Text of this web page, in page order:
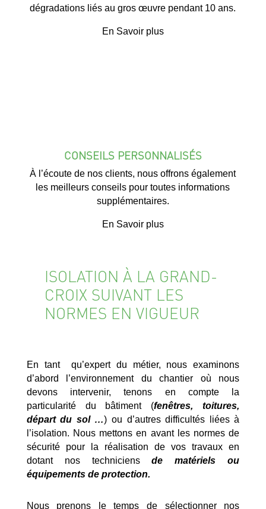
dégradations liés au gros œuvre pendant 10 ans.
En Savoir plus
CONSEILS PERSONNALISÉS
À l’écoute de nos clients, nous offrons également
les meilleurs conseils pour toutes informations
supplémentaires.
En Savoir plus
ISOLATION À LA GRAND-
CROIX SUIVANT LES
NORMES EN VIGUEUR
En tant qu’expert du métier, nous examinons
d’abord l’environnement du chantier où nous
devons intervenir, tenons en compte la
particularité du bâtiment (fenêtres, toitures,
départ du sol …) ou d’autres difficultés liées à
l’isolation. Nous mettons en avant les normes de
sécurité pour la réalisation de vos travaux en
dotant nos techniciensde matériels ou
équipements de protection.
Nous prenons le temps de sélectionner nos